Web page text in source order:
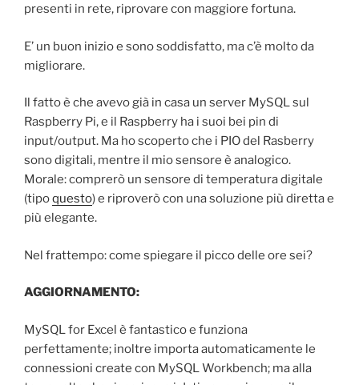
presenti in rete, riprovare con maggiore fortuna.
E’ un buon inizio e sono soddisfatto, ma c’è molto da
migliorare.
Il fatto è che avevo già in casa un server MySQL sul
Raspberry Pi, e il Raspberry ha i suoi bei pin di
input/output. Ma ho scoperto che i PIO del Rasberry
sono digitali, mentre il mio sensore è analogico.
Morale: comprerò un sensore di temperatura digitale
(tipoquesto) e riproverò con una soluzione più diretta e
più elegante.
Nel frattempo: come spiegare il picco delle ore sei?
AGGIORNAMENTO:
MySQL for Excel è fantastico e funziona
perfettamente; inoltre importa automaticamente le
connessioni create con MySQL Workbench; ma alla